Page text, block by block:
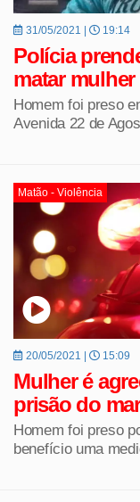
31/05/2021 | 19:14
Polícia
matar
Homem foi preso
Avenida 22 de
Matão - Violência
20/05/2021 | 15:09
Mulher é
prisão do
Homem foi preso
benefício uma